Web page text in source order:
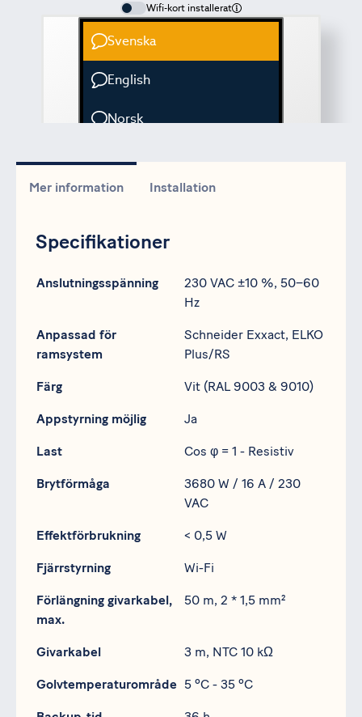
Mer information Installation
Specifikationer
Specifikation Data
Anslutningsspänning
230 VAC ±10 %, 50–60
Hz
Anpassad för
ramsystem
Schneider Exxact, ELKO
Plus/RS
Färg Vit (RAL 9003 & 9010)
Appstyrning möjlig Ja
Last Cos φ = 1 - Resistiv
Brytförmåga
3680 W / 16 A / 230
VAC
Effektförbrukning < 0,5 W
Fjärrstyrning Wi-Fi
Förlängning givarkabel,
max.
50 m, 2 * 1,5 mm²
Givarkabel 3 m, NTC 10 kΩ
Golvtemperaturområde 5 ºC - 35 ºC